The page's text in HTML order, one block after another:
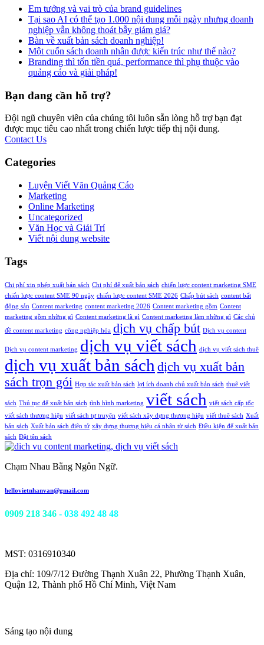
Em tưởng và vai trò của brand guidelines
Tại sao AI có thể tạo 1.000 nội dung mỗi ngày nhưng doanh
nghiệp vẫn không thoát bẫy giảm giá?
Bàn về xuất bản sách doanh nghiệp!
Một cuốn sách doanh nhân được kiến trúc như thế nào?
Branding thì tốn tiền quá, performance thì phụ thuộc vào
quảng cáo và giải pháp!
Bạn đang cần hỗ trợ?
Đội ngũ chuyên viên của chúng tôi luôn sẵn lòng hỗ trợ bạn đạt
được mục tiêu cao nhất trong chiến lược tiếp thị nội dung.
Contact Us
Categories
Luyện Viết Văn Quảng Cáo
Marketing
Online Marketing
Uncategorized
Văn Học và Giải Trí
Viết nội dung website
Tags
Chi phí xin phép xuất bản sách Chi phí để xuất bản sách chiến lược content marketing SME
chiến lược content SME 90 ngày chiến lược content SME 2026 Chấp bút sách content bất
động sản Content marketing content marketing 2026 Content marketing gồm Content
marketing gồm những gì Content marketing là gì Content marketing làm những gì Các chủ
đề content marketing công nghiệp hóa dịch vụ chấp bút Dịch vụ content
Dịch vụ content marketing dịch vụ viết sách dịch vụ viết sách thuê
dịch vụ xuất bản sách dịch vụ xuất bản
sách trọn gói Hợp tác xuất bản sách lợi ích doanh chủ xuất bản sách thuê viết
sách Thủ tục để xuất bản sách tình hình marketing viết sách viết sách cấp tốc
viết sách thương hiệu viết sách tự truyện viết sách xây dựng thương hiệu viết thuê sách Xuất
bản sách Xuất bản sách điện tử xây dựng thương hiệu cá nhân từ sách Điều kiện để xuất bản
sách Đặt tên sách
Chạm Nhau Bằng Ngôn Ngữ.
hellovietnhanvan@gmail.com
0909 218 346 - 038 492 48 48
MST: 0316910340
Địa chỉ: 109/7/12 Đường Thạnh Xuân 22, Phường Thạnh Xuân,
Quận 12, Thành phố Hồ Chí Minh, Việt Nam
Sáng tạo nội dung